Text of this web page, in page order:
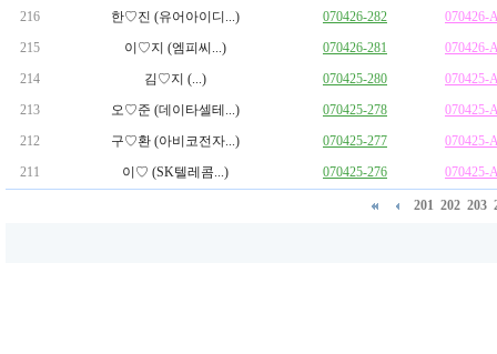
216
한♡진 (유어아이디...) 070426-282
070426-
215
이♡지 (엠피씨...) 070426-281
070426-
214
김♡지 (...) 070425-280
070425-
213
오♡준 (데이타셀테...) 070425-278
070425-
212
구♡환 (아비코전자...) 070425-277
070425-
211
이♡ (SK텔레콤...) 070425-276 070425-
201 202 203